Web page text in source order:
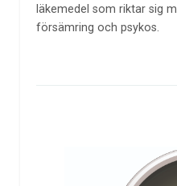
läkemedel som riktar sig
försämring och psykos.